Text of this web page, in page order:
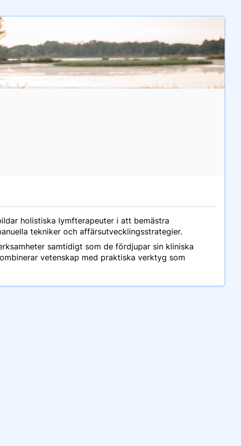
holistiska lymfterapeuter i att bemästra
tekniker och affärsutvecklingsstrategier.
samtidigt som de fördjupar sin kliniska
vetenskap med praktiska verktyg som